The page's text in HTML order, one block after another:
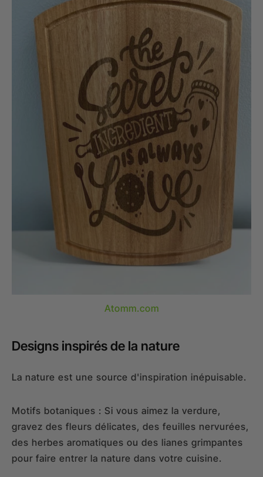
Atomm.com
Designs inspirés de la nature
La nature est une source d'inspiration inépuisable.
Motifs botaniques : Si vous aimez la verdure,
gravez des fleurs délicates, des feuilles nervurées,
des herbes aromatiques ou des lianes grimpantes
pour faire entrer la nature dans votre cuisine.